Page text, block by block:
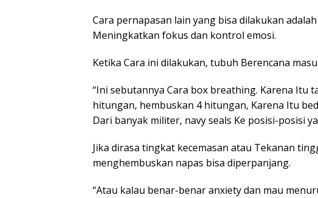
Cara pernapasan lain yang bisa dilakukan
Meningkatkan fokus dan kontrol emosi.
Ketika Cara ini dilakukan, tubuh Berencana
“Ini sebutannya Cara box breathing. Karena Itu
hitungan, hembuskan 4 hitungan, Karena Itu
Dari banyak militer, navy seals Ke posisi-posisi
Jika dirasa tingkat kecemasan atau Tekanan
menghembuskan napas bisa diperpanjang.
“Atau kalau benar-benar anxiety dan mau